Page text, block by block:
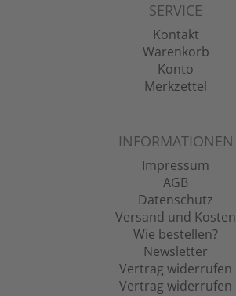
SERVICE
Kontakt
Warenkorb
Konto
Merkzettel
INFORMATIONEN
Impressum
AGB
Datenschutz
Versand und Kosten
Wie bestellen?
Newsletter
Vertrag widerrufen
Vertrag widerrufen